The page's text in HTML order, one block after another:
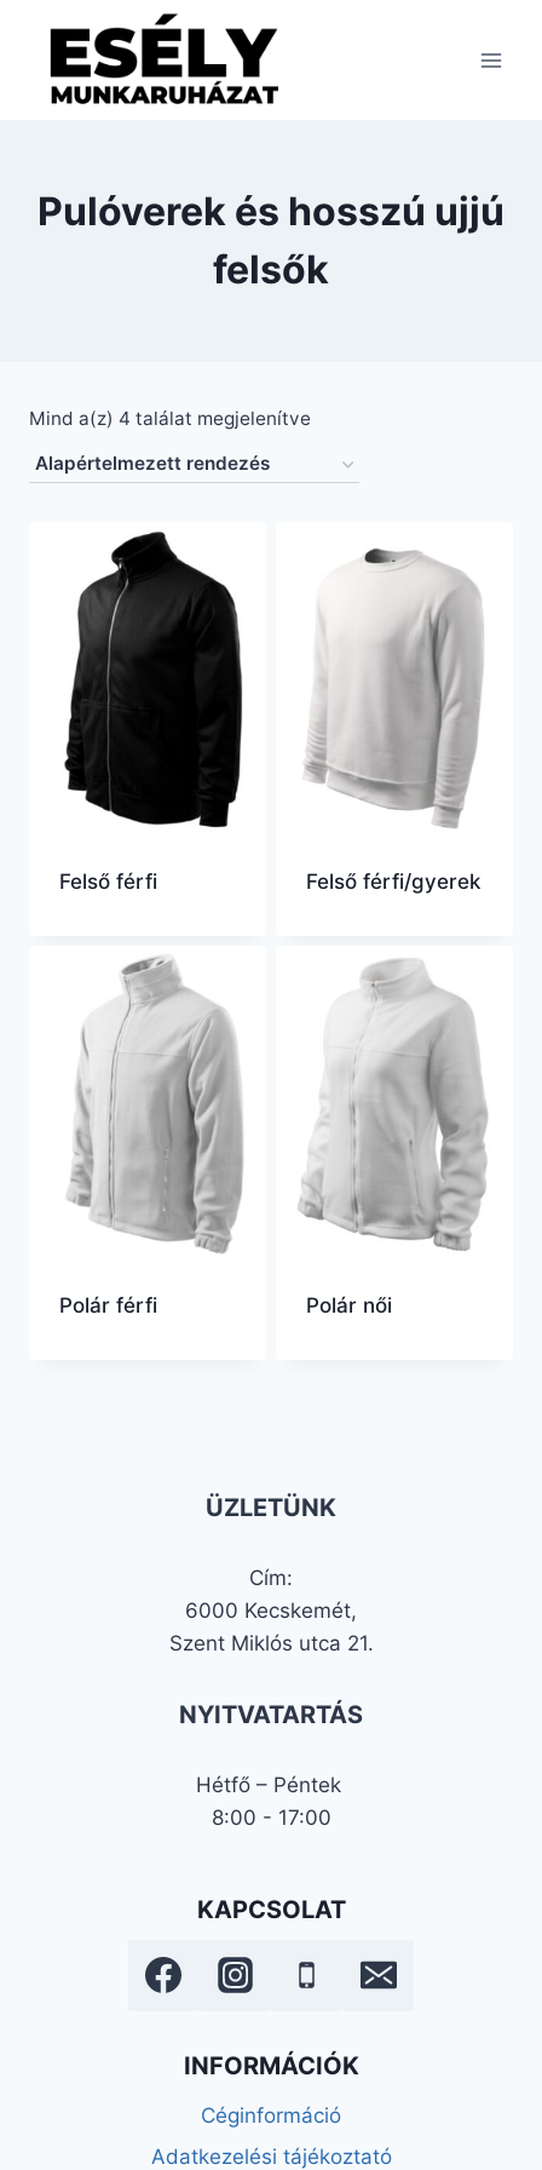
content
Pulóverek és hosszú ujjú
felsők
Mind a(z) 4 találat megjelenítve
Felső férfi Felső férfi/gyerek
Polár férfi Polár női
ÜZLETÜNK
Cím:
6000 Kecskemét,
Szent Miklós utca 21.
NYITVATARTÁS
Hétfő – Péntek
8:00 - 17:00
KAPCSOLAT
INFORMÁCIÓK
Céginformáció
Adatkezelési tájékoztató